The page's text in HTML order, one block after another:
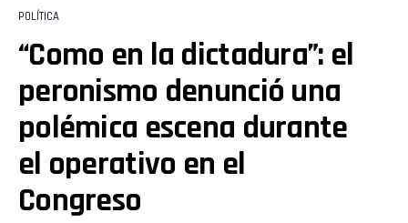
POLÍTICA
“Como en la dictadura”: el
peronismo denunció una
polémica escena durante
el operativo en el
Congreso